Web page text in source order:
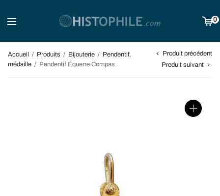
0
Accueil / Produits / Bijouterie / Pendentif,
médaille / Pendentif Équerre Compas
Produit précédent
Produit suivant